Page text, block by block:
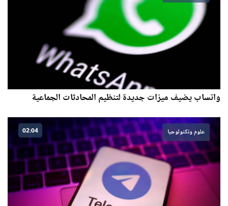
واتساب يضيف ميزات جديدة لتنظيم المحادثات الجماعية
علوم وتكنولوجيا 02:04